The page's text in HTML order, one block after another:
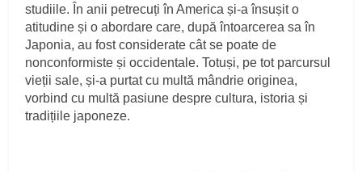
studiile. În anii petrecuți în America și-a însușit o
atitudine și o abordare care, după întoarcerea sa în
Japonia, au fost considerate cât se poate de
nonconformiste și occidentale. Totuși, pe tot parcursul
vieții sale, și-a purtat cu multă mândrie originea,
vorbind cu multă pasiune despre cultura, istoria și
tradițiile japoneze.